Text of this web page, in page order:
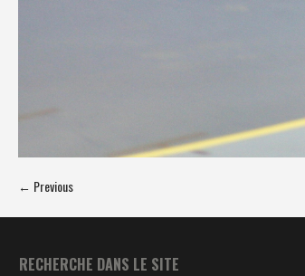
← Previous
RECHERCHE DANS LE SITE